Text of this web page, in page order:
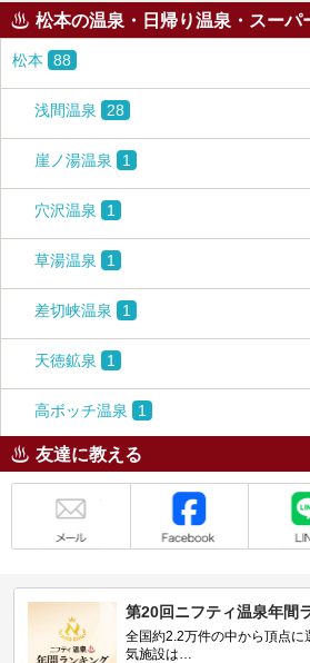
松本の温泉・日帰り温泉・スーパ
松本 88
浅間温泉 28
崖ノ湯温泉 1
穴沢温泉 1
草湯温泉 1
差切峡温泉 1
天徳鉱泉 1
高ボッチ温泉 1
友達に教える
第20回ニフティ温泉年間
全国約2.2万件の中から頂点に
気施設は…